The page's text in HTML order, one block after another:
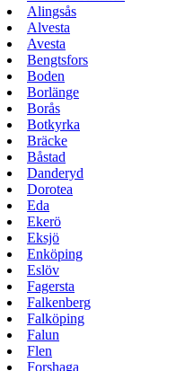
Alingsås
Alvesta
Avesta
Bengtsfors
Boden
Borlänge
Borås
Botkyrka
Bräcke
Båstad
Danderyd
Dorotea
Eda
Ekerö
Eksjö
Enköping
Eslöv
Fagersta
Falkenberg
Falköping
Falun
Flen
Forshaga